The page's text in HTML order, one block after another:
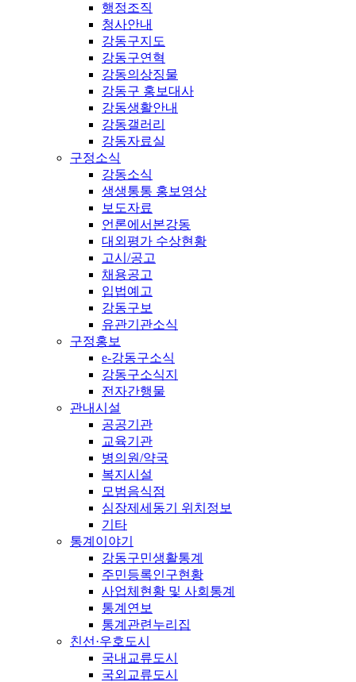
행정조직
청사안내
강동구지도
강동구연혁
강동의상징물
강동구 홍보대사
강동생활안내
강동갤러리
강동자료실
구정소식
강동소식
생생통통 홍보영상
보도자료
언론에서본강동
대외평가 수상현황
고시/공고
채용공고
입법예고
강동구보
유관기관소식
구정홍보
e-강동구소식
강동구소식지
전자간행물
관내시설
공공기관
교육기관
병의원/약국
복지시설
모범음식점
심장제세동기 위치정보
기타
통계이야기
강동구민생활통계
주민등록인구현황
사업체현황 및 사회통계
통계연보
통계관련누리집
친선·우호도시
국내교류도시
국외교류도시